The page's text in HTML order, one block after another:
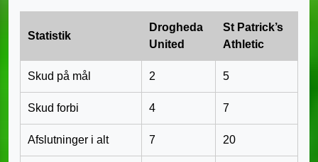
Statistik
Drogheda
United
St Patrick’s
Athletic
Skud på mål 2 5
Skud forbi 4 7
Afslutninger i alt 7 20